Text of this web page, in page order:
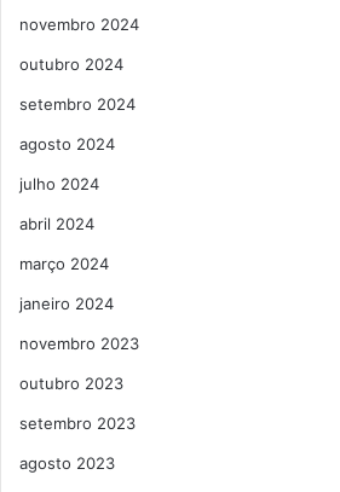
novembro 2024
outubro 2024
setembro 2024
agosto 2024
julho 2024
abril 2024
março 2024
janeiro 2024
novembro 2023
outubro 2023
setembro 2023
agosto 2023